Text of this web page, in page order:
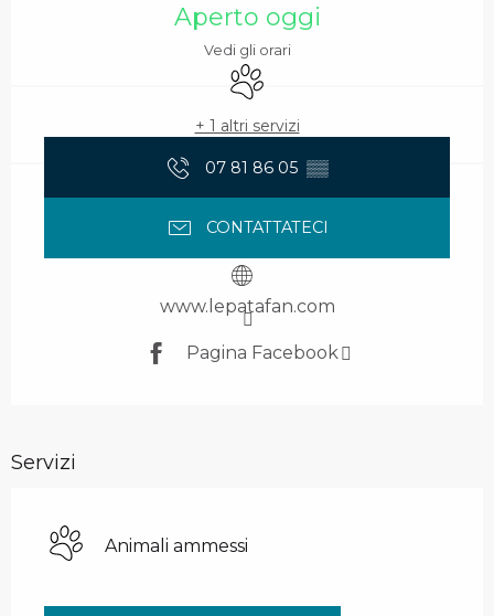
Aperto oggi
Vedi gli orari
Animali ammessi
+ 1 altri servizi
07 81 86 05 ▒▒
CONTATTATECI
www.lepatafan.com
Pagina Facebook
Servizi
Animali ammessi